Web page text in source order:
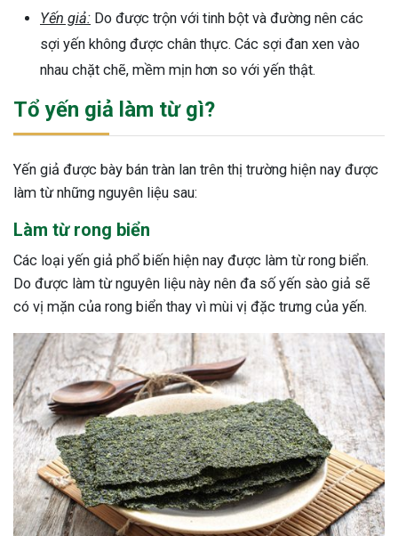
Yến giả: Do được trộn với tinh bột và đường nên các
sợi yến không được chân thực. Các sợi đan xen vào
nhau chặt chẽ, mềm mịn hơn so với yến thật.
Tổ yến giả làm từ gì?
Yến giả được bày bán tràn lan trên thị trường hiện nay được
làm từ những nguyên liệu sau:
Làm từ rong biển
Các loại yến giả phổ biến hiện nay được làm từ rong biển.
Do được làm từ nguyên liệu này nên đa số yến sào giả sẽ
có vị mặn của rong biển thay vì mùi vị đặc trưng của yến.